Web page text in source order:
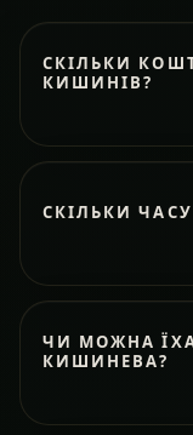
СКІЛЬКИ
КИШИНІВ?
СКІЛЬКИ
ЧИ МОЖНА
КИШИНЕВА?